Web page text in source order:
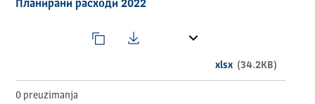
из додатних извора. Приказани подаци су у динарима.
ТЕМАТСКА ОБЛАСТ
Планирани расходи 2022
xlsx (34.2KB)
0 preuzimanja